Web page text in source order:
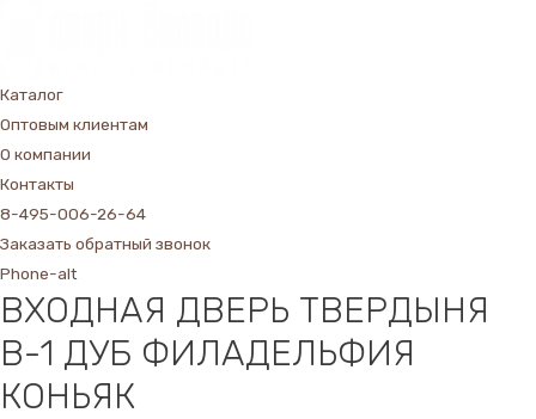
Каталог
Оптовым клиентам
О компании
Контакты
8-495-006-26-64
Заказать обратный звонок
Phone-alt
ВХОДНАЯ ДВЕРЬ ТВЕРДЫНЯ
В-1 ДУБ ФИЛАДЕЛЬФИЯ
КОНЬЯК